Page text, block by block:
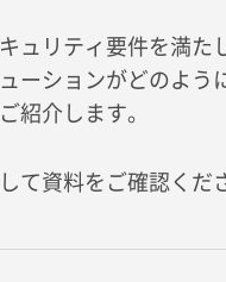
ュリティ要件を満た
ーションがどのよう
紹介します。
て資料をご確認くだ